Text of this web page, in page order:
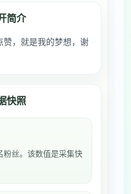
简介
赞，就是我的梦想，谢
快照
粉丝。该数值是采集快